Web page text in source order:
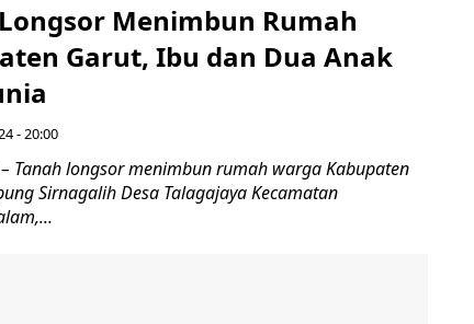
Menimbun Rumah
Garut, Ibu dan Dua Anak
- 20:00
– Tanah longsor menimbun rumah warga Kabupaten
Sirnagalih Desa Talagajaya Kecamatan